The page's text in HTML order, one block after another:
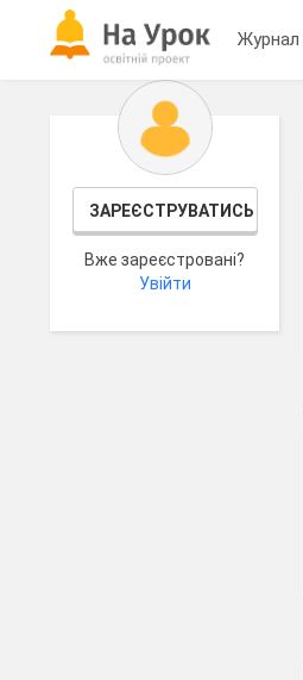
Журнал
ЗАРЕЄСТРУВАТИСЬ
Вже зареєстровані?
Увійти